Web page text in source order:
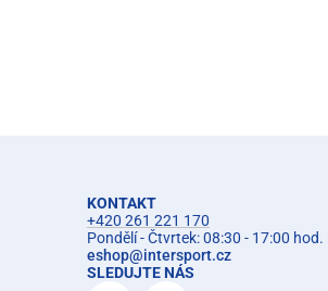
KONTAKT
+420 261 221 170
Pondělí - Čtvrtek: 08:30 - 17:00
eshop@intersport.cz
SLEDUJTE NÁS